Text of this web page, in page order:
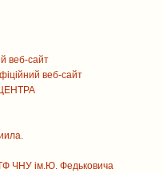
веб-сайт
веб-сайт
ЧНУ ім.Ю. Федьковича